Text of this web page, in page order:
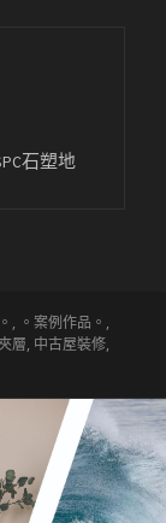
石塑地
4米的5房SOHO
, 。案例作品。 ,
層, 中古屋裝修,
挑高夾層設計〕遠眺